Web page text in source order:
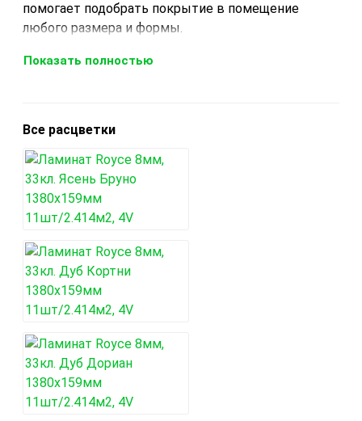
помогает подобрать покрытие в помещение
любого размера и формы.
Показать полностью
Все расцветки